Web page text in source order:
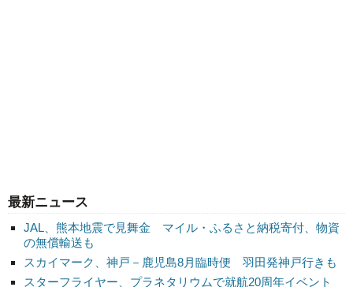
最新ニュース
JAL、熊本地震で見舞金 マイル・ふるさと納税寄付、物資
の無償輸送も
スカイマーク、神戸－鹿児島8月臨時便 羽田発神戸行きも
スターフライヤー、プラネタリウムで就航20周年イベント